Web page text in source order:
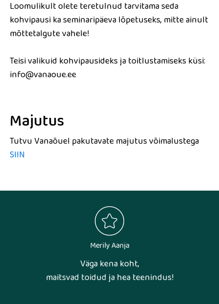
Loomulikult olete teretulnud tarvitama seda
kohvipausi ka seminaripäeva lõpetuseks, mitte ainult
mõttetalgute vahele!
Teisi valikuid kohvipausideks ja toitlustamiseks küsi:
info@vanaoue.ee
Majutus
Tutvu Vanaõuel pakutavate majutus võimalustega
SIIN
Merily Aanja
Väga kena koht,
maitsvad toidud ja hea teenindus!